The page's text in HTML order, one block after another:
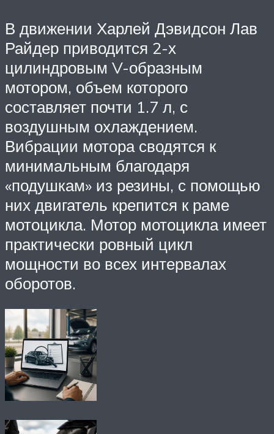
В движении Харлей Дэвидсон Лав
Райдер приводится 2-х
цилиндровым V-образным
мотором, объем которого
составляет почти 1.7 л, с
воздушным охлаждением.
Вибрации мотора сводятся к
минимальным благодаря
«подушкам» из резины, с помощью
них двигатель крепится к раме
мотоцикла. Мотор мотоцикла имеет
практически ровный цикл
мощности во всех интервалах
оборотов.